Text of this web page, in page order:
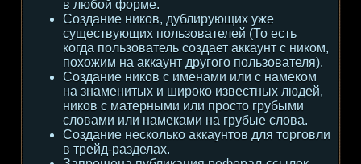
в любой форме.
Создание ников, дублирующих уже
существующих пользователей (То есть
когда пользователь создает аккаунт с ником,
похожим на аккаунт другого пользователя).
Создание ников с именами или с намеком
на знаменитых и широко известных людей,
ников с матерными или просто грубыми
словами или намеками на грубые слова.
Создание несколько аккаунтов для торговли
в трейд-разделах.